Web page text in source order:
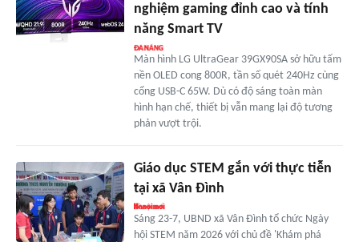
nghiệm gaming đỉnh cao và tính
năng Smart TV
Màn hình LG UltraGear 39GX90SA sở hữu tấm
nền OLED cong 800R, tần số quét 240Hz cùng
cổng USB-C 65W. Dù có độ sáng toàn màn
hình hạn chế, thiết bị vẫn mang lại độ tương
phản vượt trội.
Giáo dục STEM gắn với thực tiễn
tại xã Vân Đình
Sáng 23-7, UBND xã Vân Đình tổ chức Ngày
hội STEM năm 2026 với chủ đề 'Khám phá